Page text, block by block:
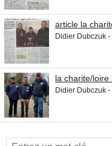
article la
Didier Dubczuk
la charite/loire
Didier Dubczuk